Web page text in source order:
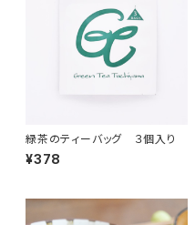
緑茶のティーバッグ ３個入り
¥378